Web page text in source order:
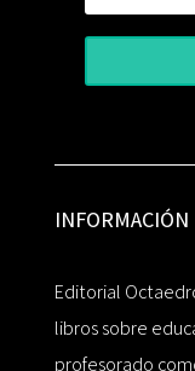
INFORMACIÓN
Editorial
libros sobre
profesorado